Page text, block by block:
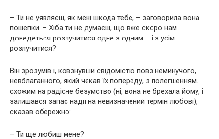
– Ти не уявляєш, як мені шкода тебе, – заговорила вона
пошепки. – Хіба ти не думаєш, що вже скоро нам
доведеться розлучитися одне з одним … і з усім
розлучитися?
Він зрозумів і, ковзнувши свідомістю повз неминучого,
невблаганного, який чекав їх попереду, з полегшенням,
схожим на радісне безумство (ні, вона не брехала йому, і
залишався запас надії на невизначений термін любові),
сказав обережно:
– Ти ще любиш мене?